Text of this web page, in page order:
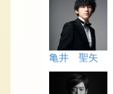
亀井 聖矢